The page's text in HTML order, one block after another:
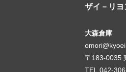
ザイ－リヨ
大森倉庫
〒183-0035
TEL.042-